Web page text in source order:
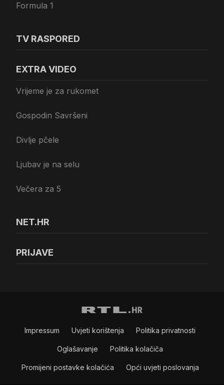
Formula 1
TV RASPORED
EXTRA VIDEO
Vrijeme je za rukomet
Gospodin Savršeni
Divlje pčele
Ljubav je na selu
Večera za 5
NET.HR
PRIJAVE
Impressum Uvjeti korištenja Politika privatnosti
Oglašavanje Politika kolačiča
Promijeni postavke kolačića Opći uvjeti poslovanja